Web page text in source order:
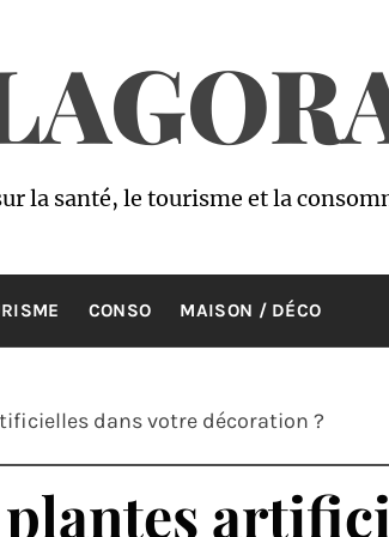
la santé, le tourisme et la
CONSO MAISON / DÉCO
dans votre décoration ?